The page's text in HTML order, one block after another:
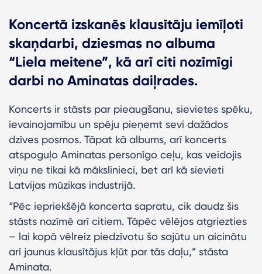
Koncertā izskanēs klausītāju iemīļoti
skaņdarbi, dziesmas no albuma
“Liela meitene”, kā arī citi nozīmīgi
darbi no Aminatas daiļrades.
Koncerts ir stāsts par pieaugšanu, sievietes spēku,
ievainojamību un spēju pieņemt sevi dažādos
dzīves posmos. Tāpat kā albums, arī koncerts
atspoguļo Aminatas personīgo ceļu, kas veidojis
viņu ne tikai kā mākslinieci, bet arī kā sievieti
Latvijas mūzikas industrijā.
“Pēc iepriekšējā koncerta sapratu, cik daudz šis
stāsts nozīmē arī citiem. Tāpēc vēlējos atgriezties
– lai kopā vēlreiz piedzīvotu šo sajūtu un aicinātu
arī jaunus klausītājus kļūt par tās daļu,” stāsta
Aminata.